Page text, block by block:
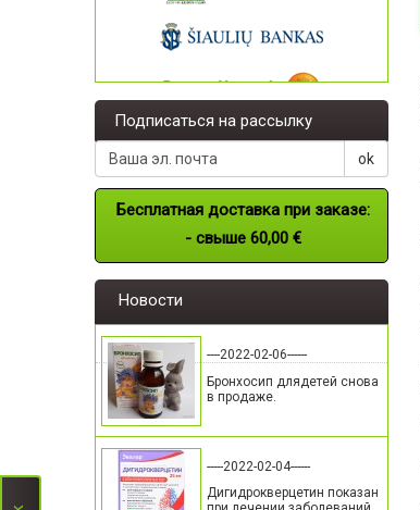
Подписаться на рассылку
ok
Бесплатная доставка при заказе:
- свыше 60,00 €
Новости
----2022-02-06------
Бронхосип длядетей снова
в продаже.
-----2022-02-04------
Дигидрокверцетин показан